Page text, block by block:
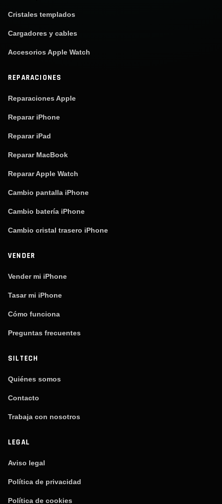
Cristales templados
Cargadores y cables
Accesorios Apple Watch
REPARACIONES
Reparaciones Apple
Reparar iPhone
Reparar iPad
Reparar MacBook
Reparar Apple Watch
Cambio pantalla iPhone
Cambio batería iPhone
Cambio cristal trasero iPhone
VENDER
Vender mi iPhone
Tasar mi iPhone
Cómo funciona
Preguntas frecuentes
SILTECH
Quiénes somos
Contacto
Trabaja con nosotros
LEGAL
Aviso legal
Política de privacidad
Política de cookies